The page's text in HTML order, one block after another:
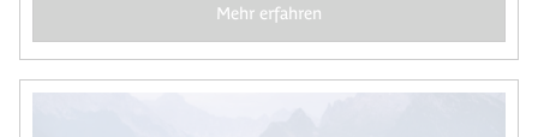
Mehr erfahren